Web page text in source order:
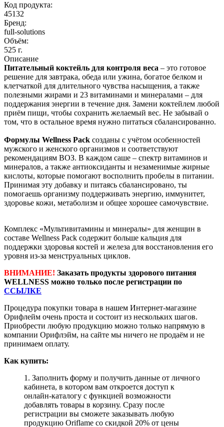
Код продукта:
45132
Бренд:
full-solutions
Объём:
525 г.
Описание
Питательный коктейль для контроля веса – это готовое
решение для завтрака, обеда или ужина, богатое белком и
клетчаткой для длительного чувства насыщения, а также
полезными жирами и 23 витаминами и минералами – для
поддержания энергии в течение дня. Замени коктейлем любой
приём пищи, чтобы сохранить желаемый вес. Не забывай о
том, что в остальное время нужно питаться сбалансированно.
Формулы Wellness Pack созданы с учётом особенностей
мужского и женского организмов и соответствуют
рекомендациям ВОЗ. В каждом саше – спектр витаминов и
минералов, а также антиоксиданты и незаменимые жирные
кислоты, которые помогают восполнить пробелы в питании.
Принимая эту добавку и питаясь сбалансировано, ты
помогаешь организму поддерживать энергию, иммунитет,
здоровье кожи, метаболизм и общее хорошее самочувствие.
Комплекс «Мультивитамины и минералы» для женщин в
составе Wellness Pack cодержит больше кальция для
поддержки здоровья костей и железа для восстановления его
уровня из-за менструальных циклов.
ВНИМАНИЕ! Заказать продукты здорового питания
WELLNESS можно только после регистрации по
ССЫЛКЕ
Процедура покупки товара в нашем Интернет-магазине
Орифлейм очень проста и состоит из нескольких шагов.
Приобрести любую продукцию можно только напрямую в
компании Орифлэйм, на сайте мы ничего не продаём и не
принимаем оплату.
Как купить:
1. Заполнить форму и получить данные от личного
кабинета, в котором вам откроется доступ к
онлайн-каталогу с функцией возможности
добавлять товары в корзину. Сразу после
регистрации вы сможете заказывать любую
продукцию Oriflame со скидкой 20% от цены